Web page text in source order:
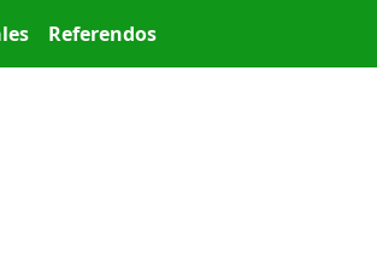
Referendos